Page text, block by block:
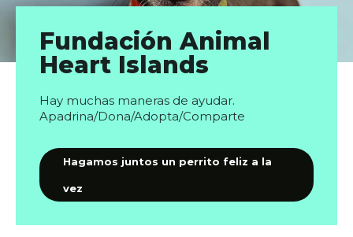
Fundación Animal
Heart Islands
Hay muchas maneras de ayudar.
Apadrina/Dona/Adopta/Comparte
Hagamos juntos un perrito feliz a la
vez